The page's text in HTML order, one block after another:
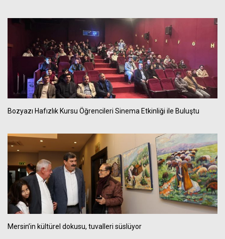
Bozyazı Hafızlık Kursu Öğrencileri Sinema Etkinliği ile Buluştu
Mersin’in kültürel dokusu, tuvalleri süslüyor